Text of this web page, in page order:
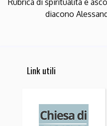
diacono
Link utili